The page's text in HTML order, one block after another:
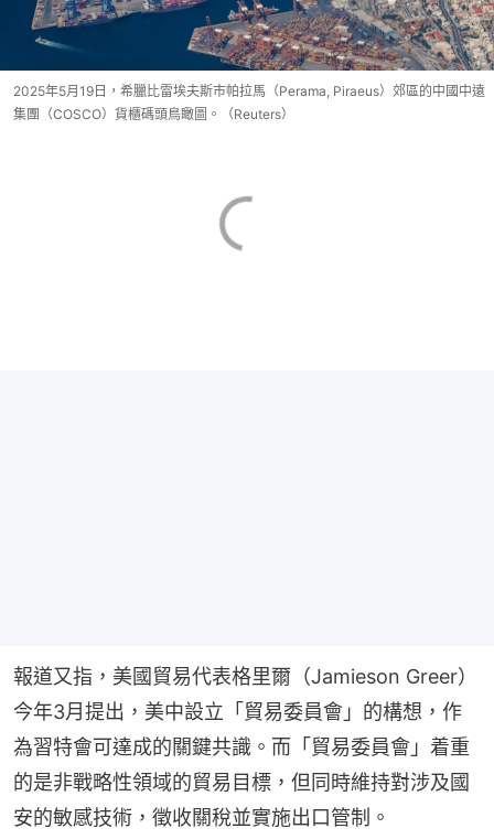
2025年5月19日，希臘比雷埃夫斯市帕拉馬（Perama, Piraeus）郊區的中國中遠
集團（COSCO）貨櫃碼頭鳥瞰圖。（Reuters）
報道又指，美國貿易代表格里爾（Jamieson Greer）
今年3月提出，美中設立「貿易委員會」的構想，作
為習特會可達成的關鍵共識。而「貿易委員會」着重
的是非戰略性領域的貿易目標，但同時維持對涉及國
安的敏感技術，徵收關稅並實施出口管制。